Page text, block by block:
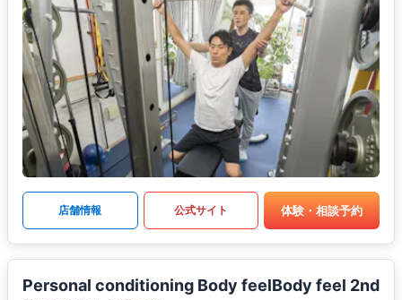
店舗情報 公式サイト 体験・相談予約
Personal conditioning Body feelBody feel 2nd